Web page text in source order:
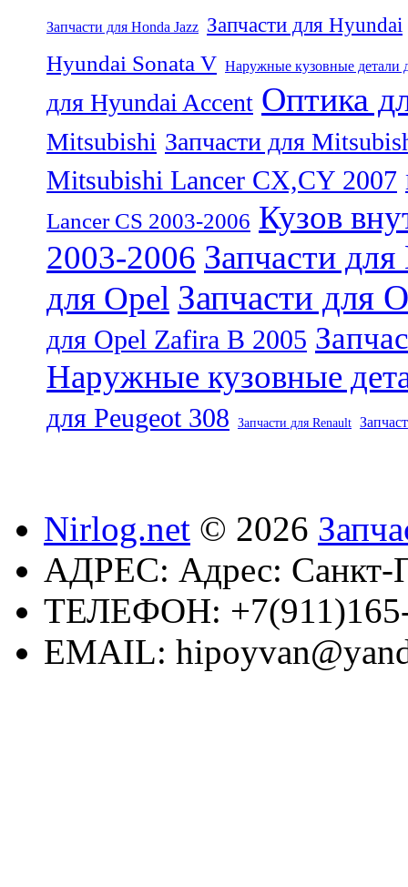
Запчасти для Honda Jazz Запчасти для Hyundai
Hyundai Sonata V Наружные кузовные детали
для Hyundai Accent Оптика
Mitsubishi Запчасти для
Mitsubishi Lancer CX,CY 2007
Lancer CS 2003-2006 Кузов
2003-2006 Запчасти для
для Opel Запчасти для
для Opel Zafira B 2005
Наружные кузовные
для Peugeot 308 Запчасти для Renault
Nirlog.net © 2026
АДРЕС: Адрес: Санкт-
ТЕЛЕФОН:
EMAIL: